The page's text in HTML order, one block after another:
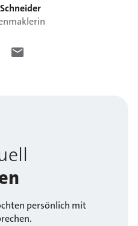
Schneider
persönlich mit